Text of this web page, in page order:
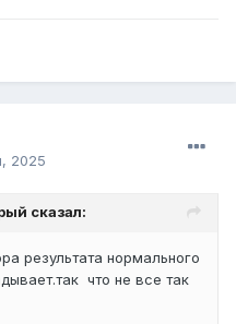
2025
сказал:
результата нормального
что не все так